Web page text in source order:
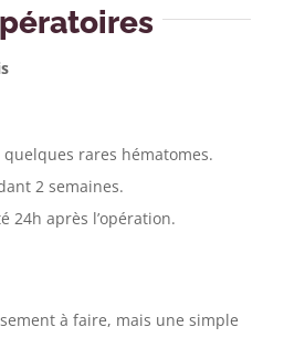
rares hématomes.
2 semaines.
24h après l’opération.
à faire, mais une simple